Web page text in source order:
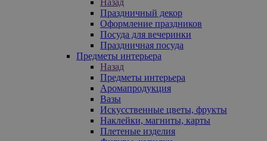
Праздничный декор
Оформление праздников
Посуда для вечеринки
Праздничная посуда
Предметы интерьера
Назад
Предметы интерьера
Аромапродукция
Вазы
Искусственные цветы, фрукты
Наклейки, магниты, карты
Плетеные изделия